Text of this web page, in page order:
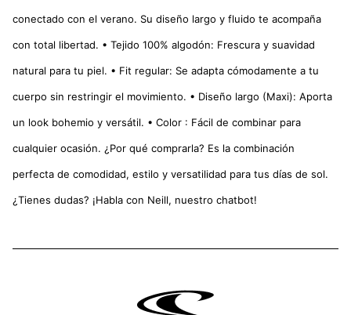
conectado con el verano. Su diseño largo y fluido te acompaña
con total libertad. • Tejido 100% algodón: Frescura y suavidad
natural para tu piel. • Fit regular: Se adapta cómodamente a tu
cuerpo sin restringir el movimiento. • Diseño largo (Maxi): Aporta
un look bohemio y versátil. • Color : Fácil de combinar para
cualquier ocasión. ¿Por qué comprarla? Es la combinación
perfecta de comodidad, estilo y versatilidad para tus días de sol.
¿Tienes dudas? ¡Habla con Neill, nuestro chatbot!